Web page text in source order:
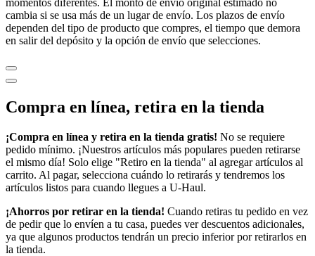
cambia si se usa más de un lugar de envío. Los plazos de envío
dependen del tipo de producto que compres, el tiempo que demora
en salir del depósito y la opción de envío que selecciones.
Compra en línea, retira en la tienda
¡Compra en línea y retira en la tienda gratis! No se requiere
pedido mínimo. ¡Nuestros artículos más populares pueden retirarse
el mismo día! Solo elige "Retiro en la tienda" al agregar artículos al
carrito. Al pagar, selecciona cuándo lo retirarás y tendremos los
artículos listos para cuando llegues a U-Haul.
¡Ahorros por retirar en la tienda! Cuando retiras tu pedido en vez
de pedir que lo envíen a tu casa, puedes ver descuentos adicionales,
ya que algunos productos tendrán un precio inferior por retirarlos en
la tienda.